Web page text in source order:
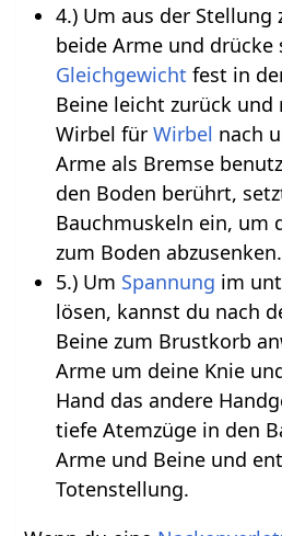
4.) Um aus der Stellung
beide Arme und drücke
Gleichgewicht fest in
Beine leicht zurück und
Wirbel für Wirbel nach
Arme als Bremse
den Boden berührt,
Bauchmuskeln ein, um
zum Boden abzusenken.
5.) Um Spannung im
lösen, kannst du nach
Beine zum Brustkorb
Arme um deine Knie
Hand das andere
tiefe Atemzüge in den
Arme und Beine und
Totenstellung.